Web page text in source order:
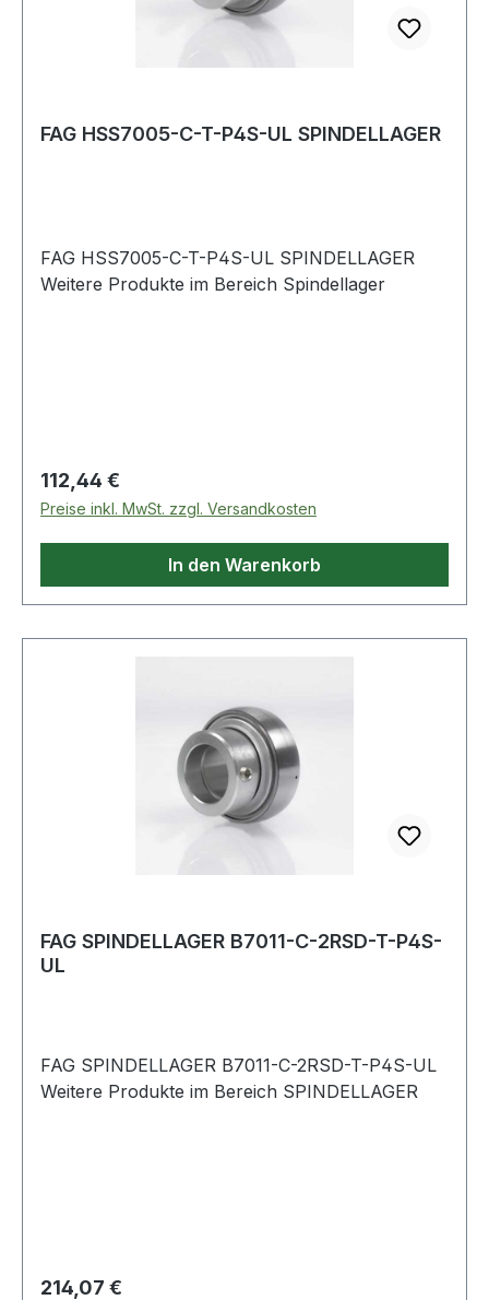
FAG HSS7005-C-T-P4S-UL SPINDELLAGER
FAG HSS7005-C-T-P4S-UL SPINDELLAGER
Weitere Produkte im Bereich Spindellager
Regulärer Preis:
112,44 €
Preise inkl. MwSt. zzgl. Versandkosten
In den Warenkorb
FAG SPINDELLAGER B7011-C-2RSD-T-P4S-
UL
FAG SPINDELLAGER B7011-C-2RSD-T-P4S-UL
Weitere Produkte im Bereich SPINDELLAGER
Regulärer Preis:
214,07 €